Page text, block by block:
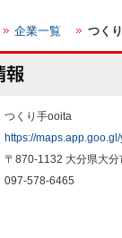
企業一覧 つく
つくり手ooita
https://
〒870-1132 大分県大分
097-578-6465